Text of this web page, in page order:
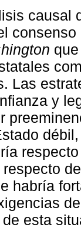
causal
Las
y
habría
esta